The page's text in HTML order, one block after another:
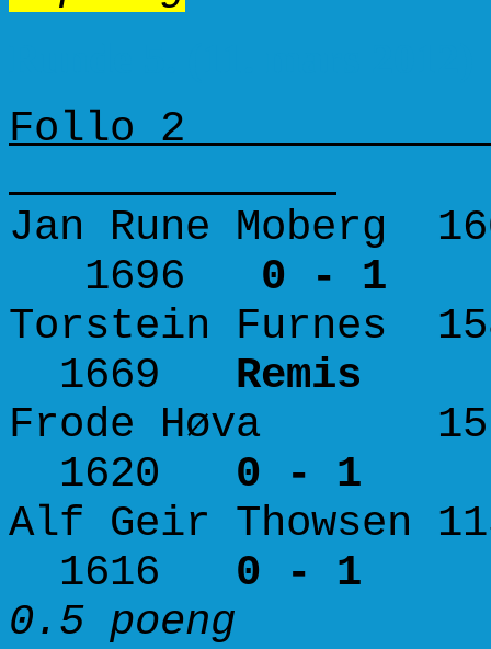
Follo 2
Jan Rune
1696 0 - 1
Torstein Furnes
1669 Remis
Frode Høva
1620 0 - 1
Alf Geir
1616 0 - 1
0.5 poeng